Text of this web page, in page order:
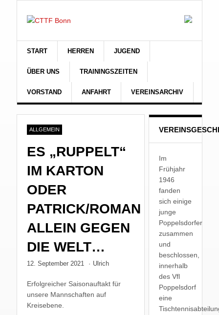
START HERREN JUGEND
ÜBER UNS TRAININGSZEITEN
VORSTAND ANFAHRT VEREINSARCHIV
ALLGEMEIN
ES „RUPPELT“
IM KARTON
ODER
PATRICK/ROMAN
ALLEIN GEGEN
DIE WELT…
12. September 2021 · Ulrich
Erfolgreicher Saisonauftakt für
unsere Mannschaften auf
Kreisebene.
Im
Frühjahr
1946
fanden
sich einige
junge
Poppelsdorfer
zusammen
und
beschlossen,
innerhalb
des Vfl
Poppelsdorf
eine